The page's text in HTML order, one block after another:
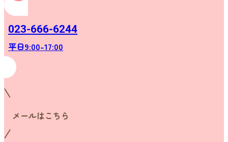
023-666-6244
平日9:00-17:00
メールはこちら